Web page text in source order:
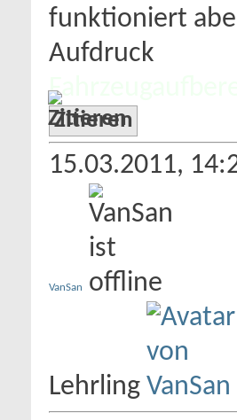
funktioniert
Aufdruck
Zitieren
15.03.2011,
VanSan
Lehrling